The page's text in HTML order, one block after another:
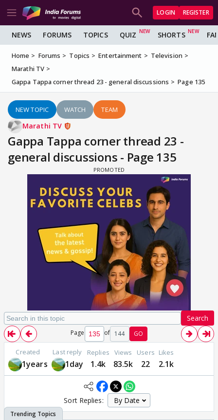
LOGIN REGISTER
NEWS FORUMS TOPICS QUIZ SHORTS
Home Forums Topics Entertainment
Television
Marathi TV
Gappa Tappa corner thread 23 - general discussions
Page 135
NEW TOPIC WATCH TEAM
Marathi TV
Gappa Tappa corner thread 23 -
general discussions - Page 135
Search
Page of 144 GO
Created
1years
Last reply
1day
Replies
1.4k
Views
83.5k
Users
22
Likes
2.1k
Sort Replies: